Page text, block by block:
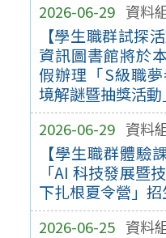
2026-06-29 資料
【學生職群試探
資訊圖書館將於
假辦理「S級職
境解謎暨抽獎活動
2026-06-29 資料
【學生職群體驗
「AI 科技發展暨
下扎根夏令營」
2026-06-25 資料